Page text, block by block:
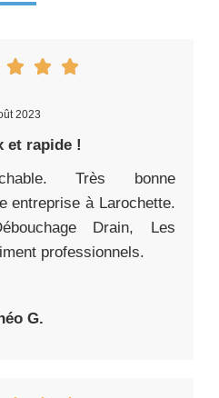
2023
et rapide !
Très bonne
entreprise à Larochette.
Drain, Les
professionnels.
G.